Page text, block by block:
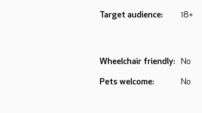
Target audience: 18+
Wheelchair friendly: No
Pets welcome: No